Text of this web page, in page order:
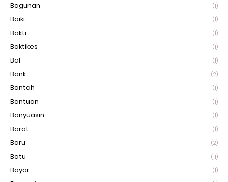
Bagunan (1)
Baiki (1)
Bakti (1)
Baktikes (1)
Bal (1)
Bank (2)
Bantah (1)
Bantuan (1)
Banyuasin (1)
Barat (1)
Baru (2)
Batu (11)
Bayar (1)